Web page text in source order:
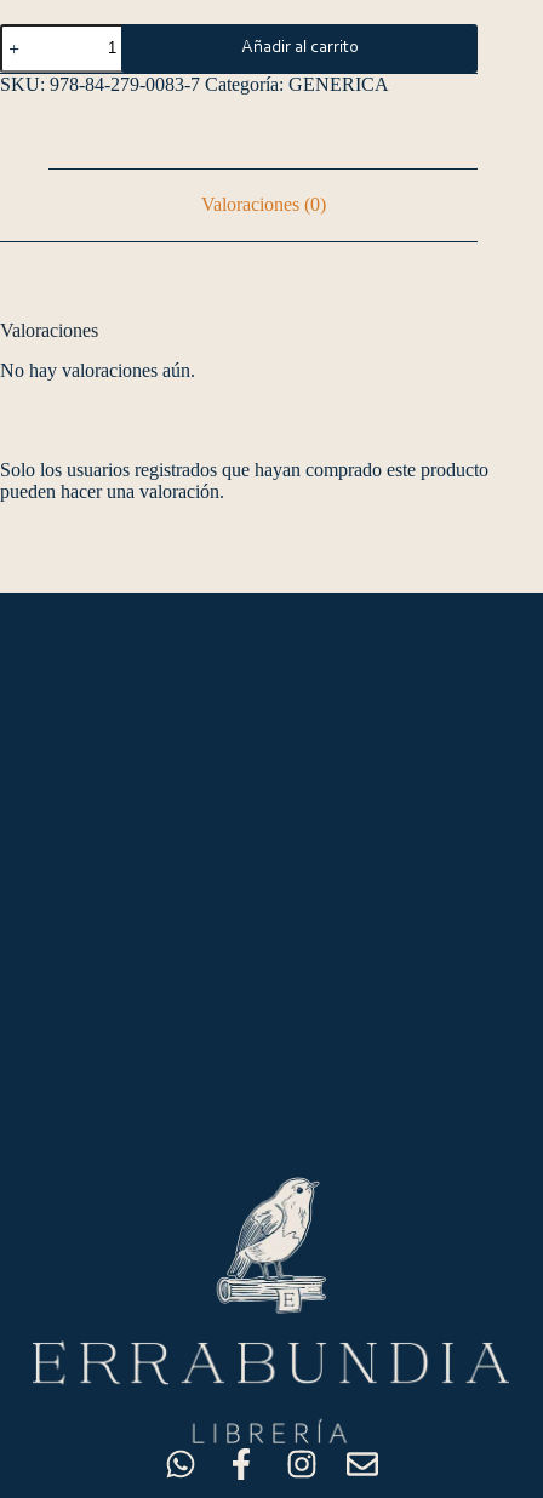
Añadir al carrito
SKU: 978-84-279-0083-7 Categoría: GENERICA
Valoraciones (0)
Valoraciones
No hay valoraciones aún.
Solo los usuarios registrados que hayan comprado este producto
pueden hacer una valoración.